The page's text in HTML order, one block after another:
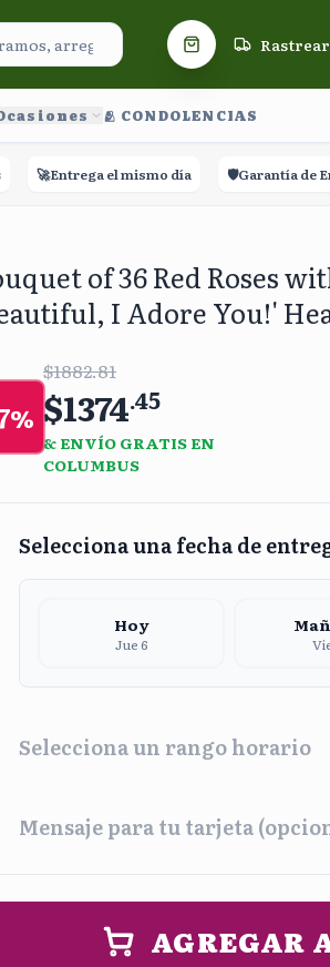
Carrito deRastrear
🫂 CONDOLENCIAS
Entrega el mismo día Garantía de
of 36 Red Roses
I Adore You!'
%
$1882.81
$1374.45
& ENVÍO GRATIS EN
COLUMBUS
Selecciona una fecha de
Hoy
Jue 6
Selecciona un rango horario
Mañana
Mensaje para tu tarjeta
PERSONALIZA UN
AGREGAR